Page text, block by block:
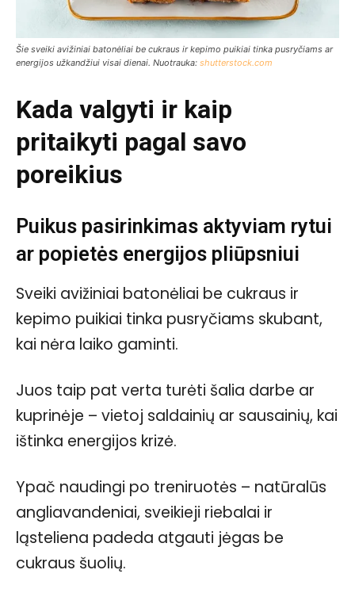
Šie sveiki avižiniai batonėliai be cukraus ir kepimo puikiai tinka pusryčiams ar
energijos užkandžiui visai dienai. Nuotrauka: shutterstock.com
Kada valgyti ir kaip
pritaikyti pagal savo
poreikius
Puikus pasirinkimas aktyviam rytui
ar popietės energijos pliūpsniui
Sveiki avižiniai batonėliai be cukraus ir
kepimo puikiai tinka pusryčiams skubant,
kai nėra laiko gaminti.
Juos taip pat verta turėti šalia darbe ar
kuprinėje – vietoj saldainių ar sausainių, kai
ištinka energijos krizė.
Ypač naudingi po treniruotės – natūralūs
angliavandeniai, sveikieji riebalai ir
ląsteliena padeda atgauti jėgas be
cukraus šuolių.